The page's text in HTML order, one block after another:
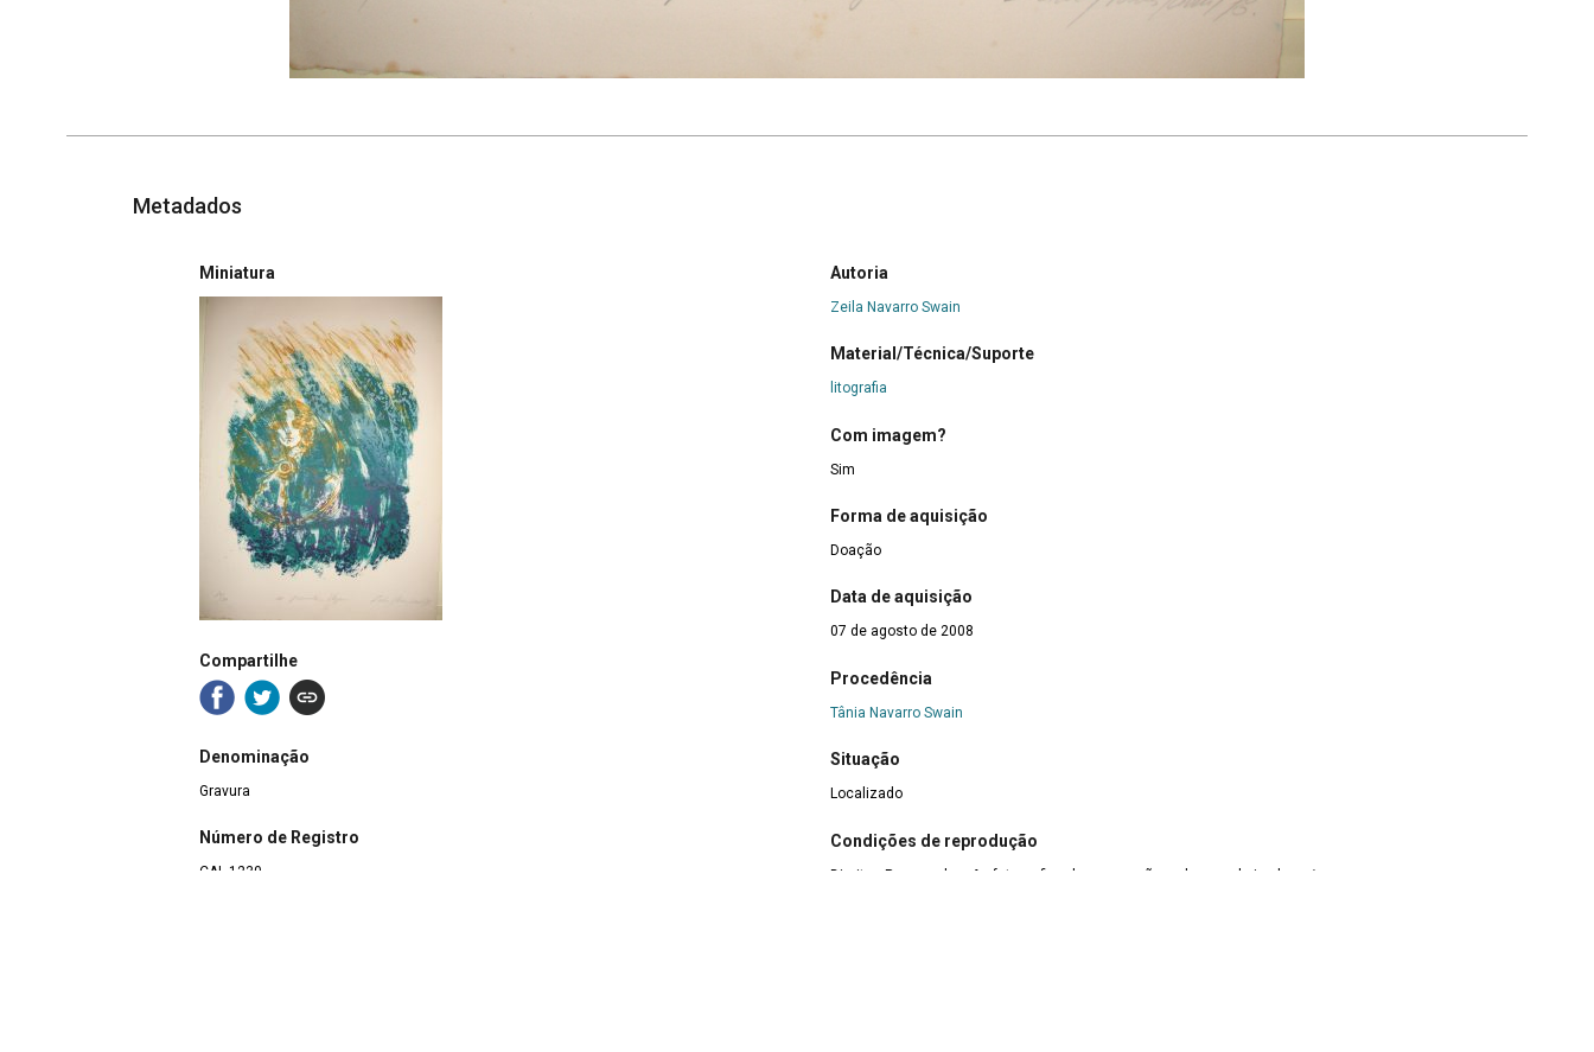
Metadados
Miniatura
Compartilhe
Denominação
Gravura
Número de Registro
CAL.1230
Autoria
Zeila Navarro Swain
Material/Técnica/Suporte
litografia
Com imagem?
Sim
Forma de aquisição
Doação
Data de aquisição
07 de agosto de 2008
Procedência
Tânia Navarro Swain
Situação
Localizado
Condições de reprodução
Direitos Reservados. As fotografias do acervo não podem ser baixadas e/ou